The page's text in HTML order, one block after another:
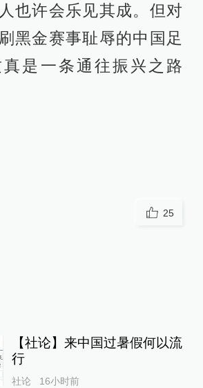
也许会乐见其成。但对
黑金赛事耻辱的中国足
是一条通往振兴之路
25
【社论】来中国过暑假何以流
行
社论 16小时前